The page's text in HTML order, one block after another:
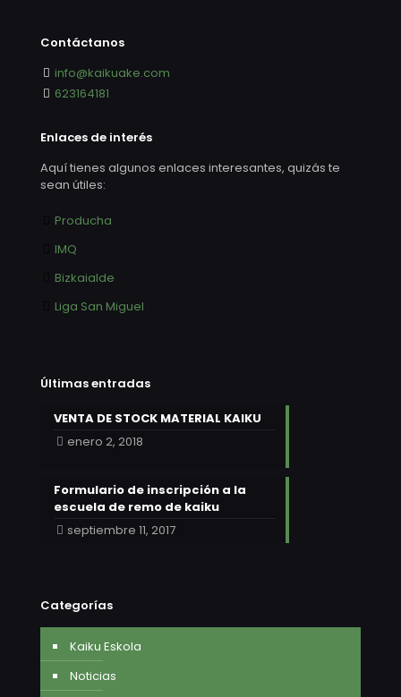
Contáctanos
info@kaikuake.com
623164181
Enlaces de interés
Aquí tienes algunos enlaces interesantes, quizás te
sean útiles:
Producha
IMQ
Bizkaialde
Liga San Miguel
Últimas entradas
VENTA DE STOCK MATERIAL KAIKU
enero 2, 2018
Formulario de inscripción a la
escuela de remo de kaiku
septiembre 11, 2017
Categorías
Kaiku Eskola
Noticias